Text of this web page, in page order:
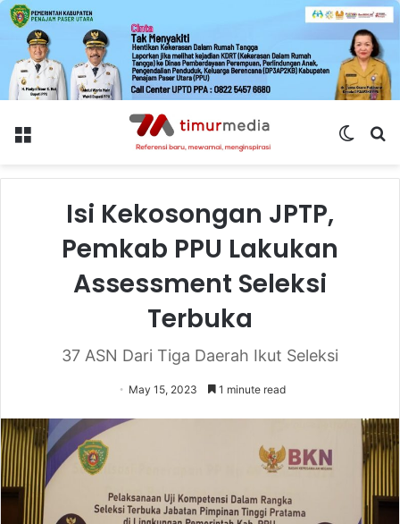
Menu
Switch
Isi Kekosongan JPTP,
Pemkab PPU Lakukan
Assessment Seleksi
Terbuka
37 ASN Dari Tiga Daerah Ikut Seleksi
May 15, 2023 1 minute read